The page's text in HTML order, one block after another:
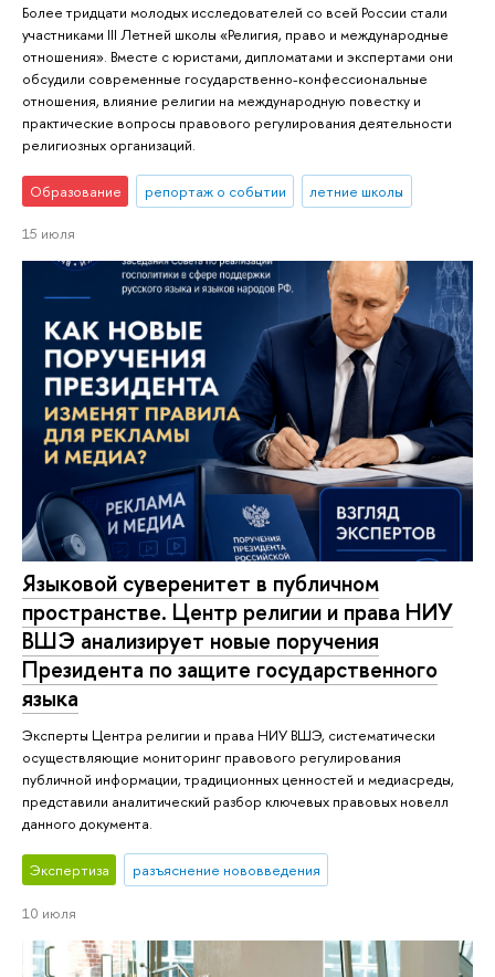
Более тридцати молодых исследователей со всей России стали
участниками III Летней школы «Религия, право и международные
отношения». Вместе с юристами, дипломатами и экспертами они
обсудили современные государственно-конфессиональные
отношения, влияние религии на международную повестку и
практические вопросы правового регулирования деятельности
религиозных организаций.
Образование репортаж о событии летние школы
15 июля
Языковой суверенитет в публичном
пространстве. Центр религии и права НИУ
ВШЭ анализирует новые поручения
Президента по защите государственного
языка
Эксперты Центра религии и права НИУ ВШЭ, систематически
осуществляющие мониторинг правового регулирования
публичной информации, традиционных ценностей и медиасреды,
представили аналитический разбор ключевых правовых новелл
данного документа.
Экспертиза разъяснение нововведения
10 июля